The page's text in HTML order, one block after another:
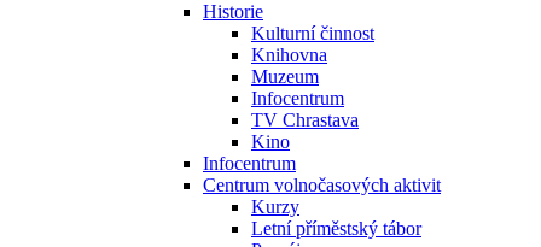
Historie
Kulturní činnost
Knihovna
Muzeum
Infocentrum
TV Chrastava
Kino
Infocentrum
Centrum volnočasových aktivit
Kurzy
Letní příměstský tábor